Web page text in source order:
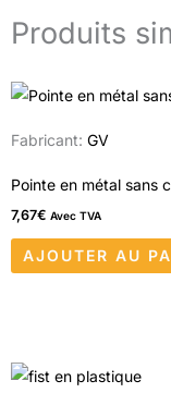
Produits
Fabricant: GV
Pointe en métal sans
7,67€ Avec TVA
AJOUTER AU